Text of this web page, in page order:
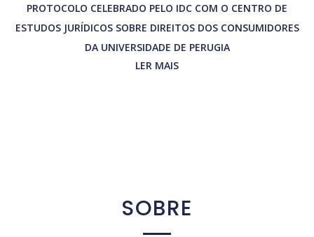
PROTOCOLO CELEBRADO PELO IDC COM O CENTRO DE
ESTUDOS JURÍDICOS SOBRE DIREITOS DOS CONSUMIDORES
DA UNIVERSIDADE DE PERUGIA
LER MAIS
SOBRE